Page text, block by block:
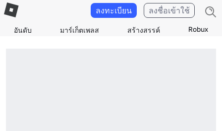
อันดับ มาร์เก็ตเพลส สร้างสรรค์ Robux
ลงทะเบียน ลงชื่อเข้าใช้